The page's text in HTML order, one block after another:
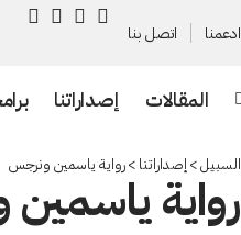
ادعمنا اتصل بنا
المقالات إصداراتنا
السبيل> إصداراتنا >رواية ياسمين ونرجس
رواية